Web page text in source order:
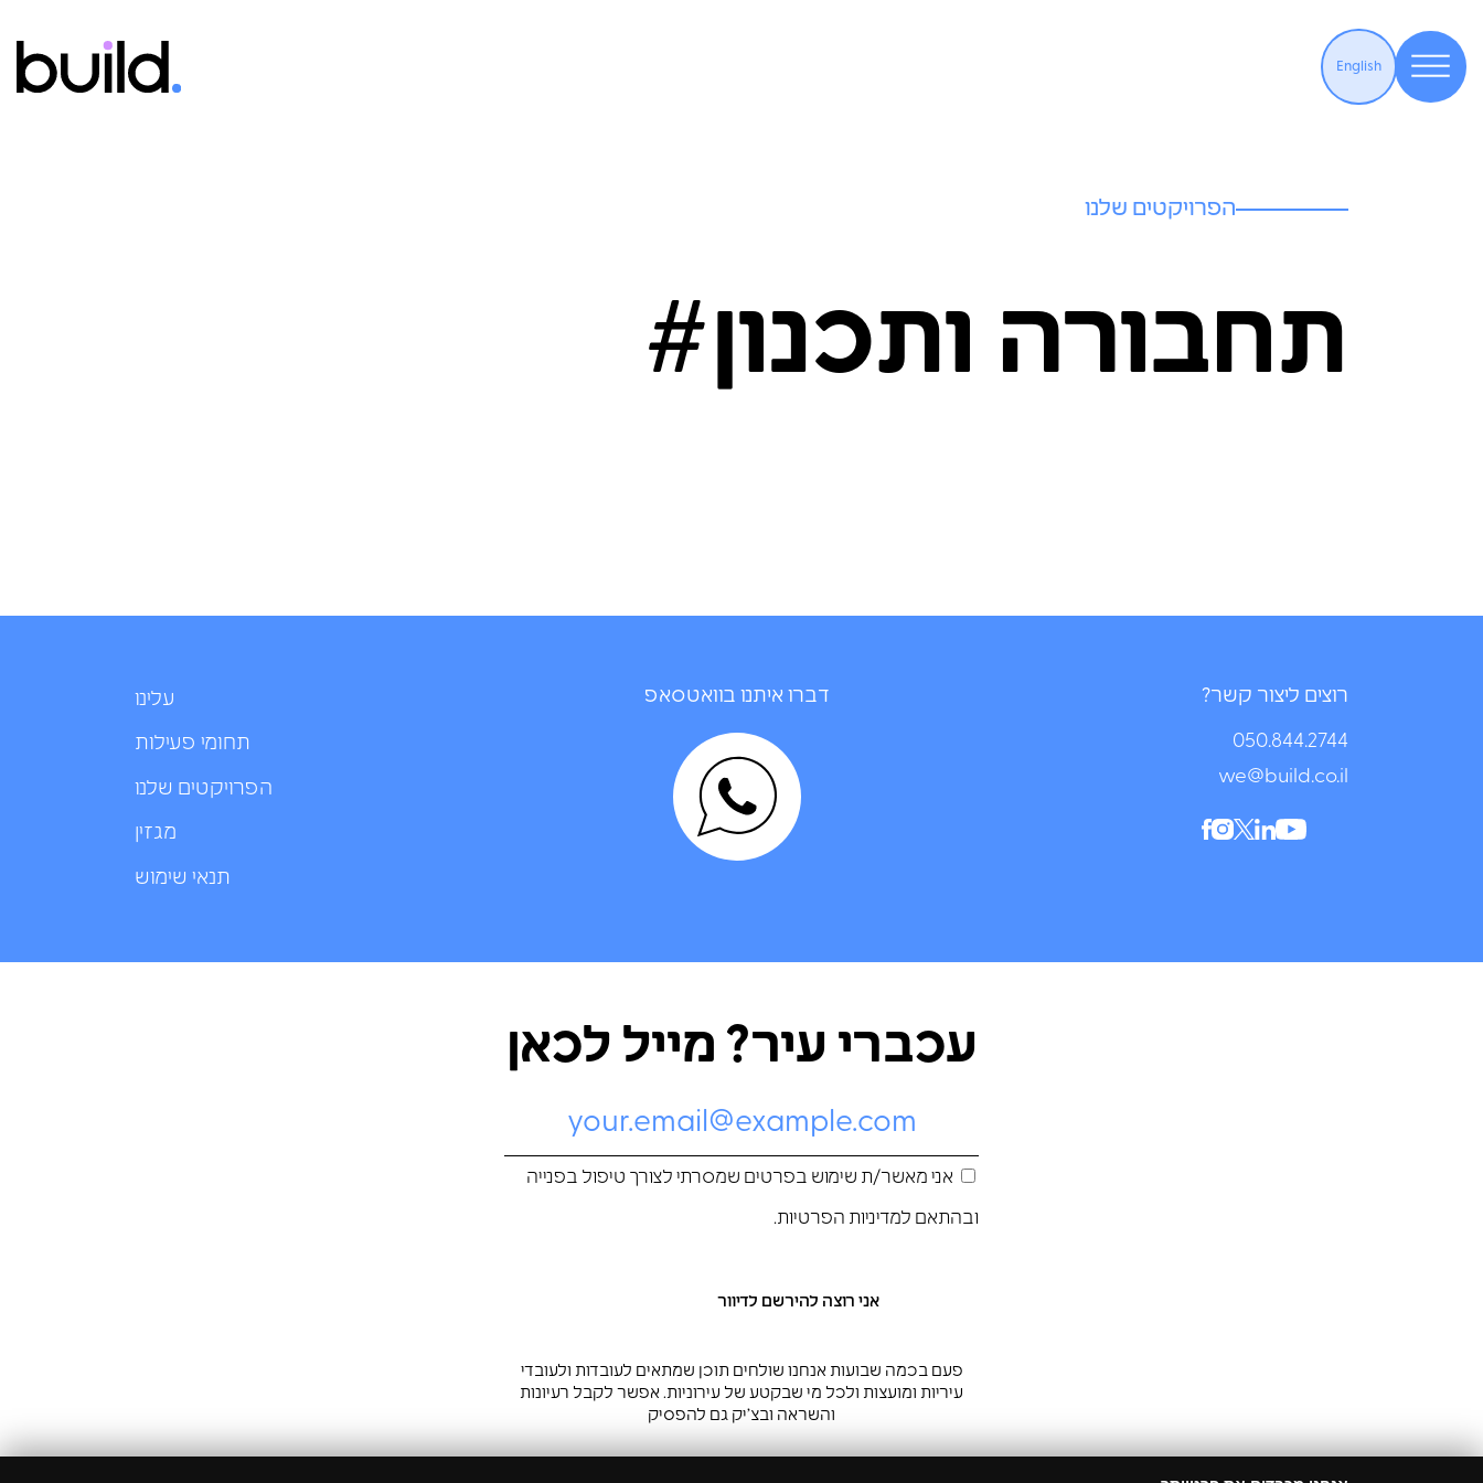
English
הפרויקטים שלנו
תחבורה ותכנון#
עלינו
תחומי פעילות
הפרויקטים שלנו
מגזין
תנאי שימוש
דברו איתנו בוואטסאפ רוצים ליצור קשר?
050.844.2744⁩
we@build.co.il
עכברי עיר? מייל לכאן
אני מאשר/ת שימוש בפרטים שמסרתי לצורך טיפול בפנייה
ובהתאם למדיניות הפרטיות.
פעם בכמה שבועות אנחנו שולחים תוכן שמתאים לעובדות ולעובדי
עיריות ומועצות ולכל מי שבקטע של עירוניות. אפשר לקבל רעיונות
והשראה ובצ’יק גם להפסיק